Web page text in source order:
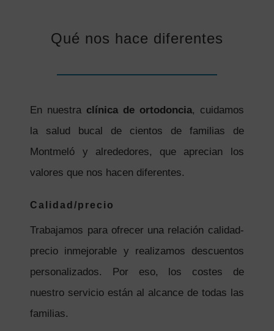
Qué nos hace diferentes
En nuestra clínica de ortodoncia, cuidamos
la salud bucal de cientos de familias de
Montmeló y alrededores, que aprecian los
valores que nos hacen diferentes.
Calidad/precio
Trabajamos para ofrecer una relación calidad-
precio inmejorable y realizamos descuentos
personalizados. Por eso, los costes de
nuestro servicio están al alcance de todas las
familias.